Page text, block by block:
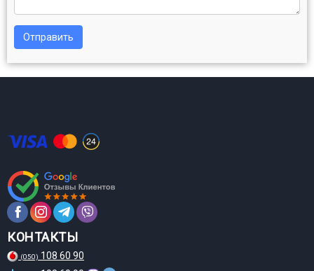
Отправить
КОНТАКТЫ
(050) 108 60 90